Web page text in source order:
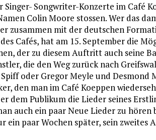
Singer- Songwriter-Konzerte im Café
Colin Moore stossen. Wer das
zusammen mit der deutschen
Cafés, hat am 15. September die
der zu diesem Auftritt auch seine
die den Weg zurück nach
oder Gregor Meyle und Desmond
den man im Café Koeppen
dem Publikum die Lieder seines
auch ein paar Neue Lieder zu hören
ein paar Wochen später, sein zweites